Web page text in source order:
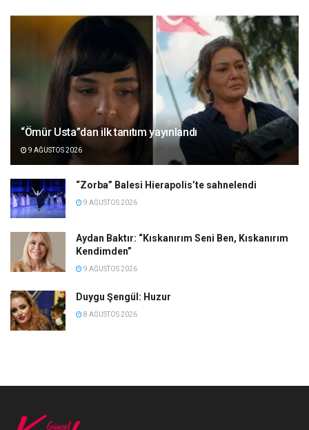
“Ömür Usta”dan ilk tanıtım yayınlandı
9 AĞUSTOS 2026
“Zorba” Balesi Hierapolis’te sahnelendi
9 AĞUSTOS 2026
Aydan Baktır: “Kıskanırım Seni Ben, Kıskanırım
Kendimden”
9 AĞUSTOS 2026
Duygu Şengül: Huzur
8 AĞUSTOS 2026